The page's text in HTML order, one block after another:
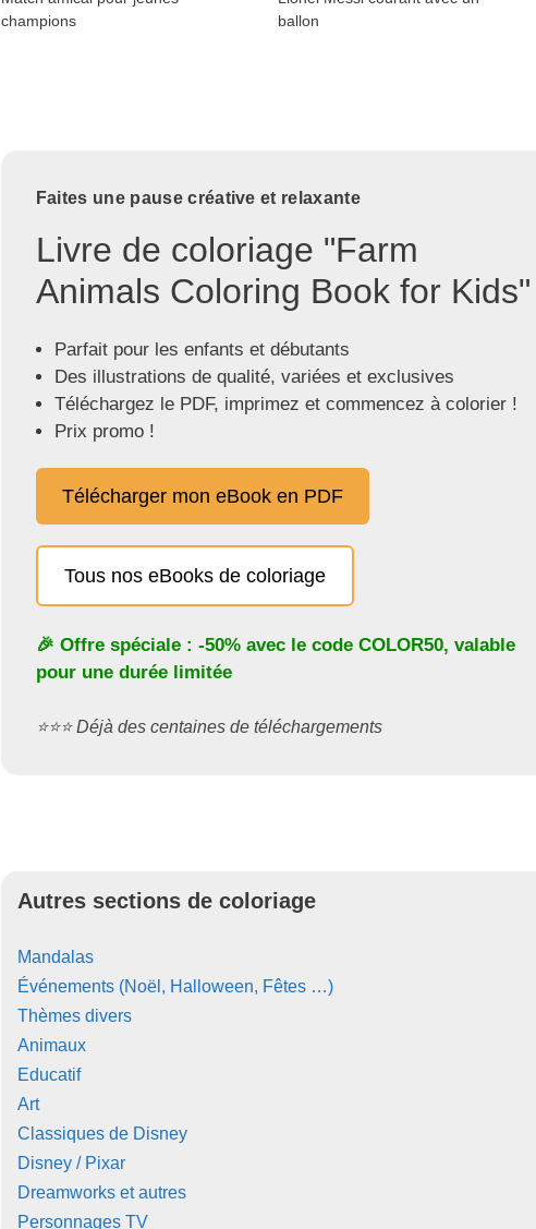
champions
ballon
Faites une pause créative et relaxante
Livre de coloriage "Farm
Animals Coloring Book for Kids"
Parfait pour les enfants et débutants
Des illustrations de qualité, variées et exclusives
Téléchargez le PDF, imprimez et commencez à colorier !
Prix promo !
Télécharger mon eBook en PDF
Tous nos eBooks de coloriage
🎉 Offre spéciale : -50% avec le code COLOR50, valable
pour une durée limitée
⭐️⭐️⭐️ Déjà des centaines de téléchargements
Autres sections de coloriage
Mandalas
Événements (Noël, Halloween, Fêtes …)
Thèmes divers
Animaux
Educatif
Art
Classiques de Disney
Disney / Pixar
Dreamworks et autres
Personnages TV